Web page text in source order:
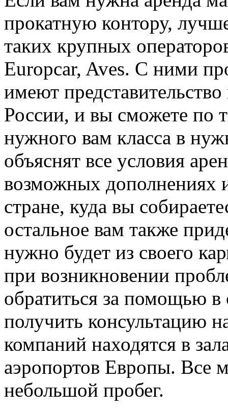
прокатную контору,
таких крупных
Europcar, Aves. С ними
имеют
России, и вы сможете по
нужного вам класса в
объяснят все условия
возможных дополнениях
стране, куда вы
остальное вам также
нужно будет из своего
при возникновении
обратиться за помощью в
получить консультацию
компаний находятся в
аэропортов Европы.
небольшой пробег.